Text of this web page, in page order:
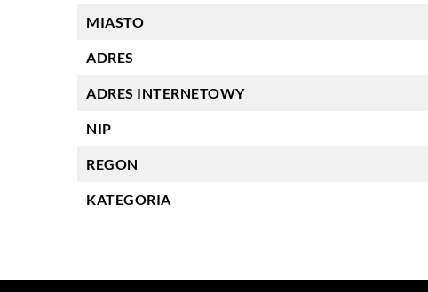
MIASTO
ADRES
ADRES INTERNETOWY
NIP
REGON
KATEGORIA